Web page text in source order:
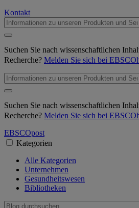
Kontakt
Suchen Sie nach wissenschaftlichen
Recherche? Melden Sie sich bei
Suchen Sie nach wissenschaftlichen
Recherche? Melden Sie sich bei
EBSCOpost
Kategorien
Alle Kategorien
Unternehmen
Gesundheitswesen
Bibliotheken